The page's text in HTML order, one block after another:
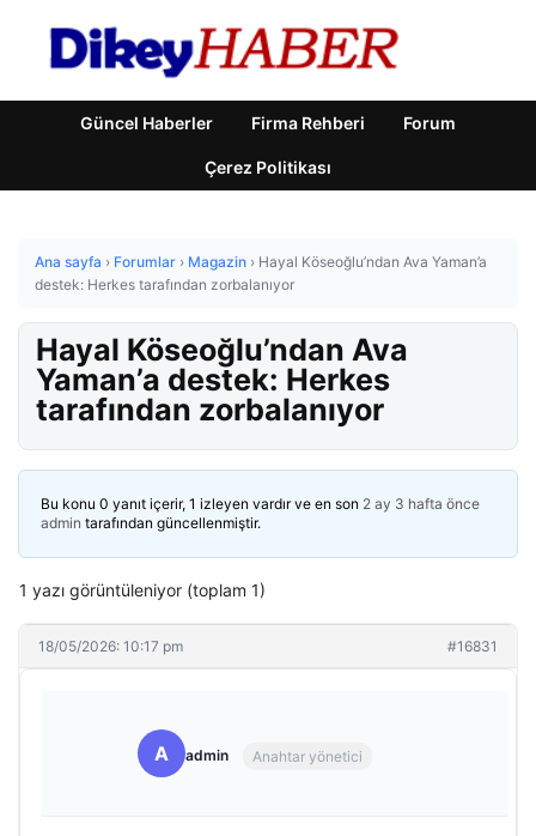
Güncel Haberler Firma Rehberi Forum
Çerez Politikası
Ana sayfa › Forumlar › Magazin › Hayal Köseoğlu’ndan Ava Yaman’a
destek: Herkes tarafından zorbalanıyor
Hayal Köseoğlu’ndan Ava
Yaman’a destek: Herkes
tarafından zorbalanıyor
Bu konu 0 yanıt içerir, 1 izleyen vardır ve en son 2 ay 3 hafta önce
admin tarafından güncellenmiştir.
1 yazı görüntüleniyor (toplam 1)
18/05/2026: 10:17 pm #16831
A admin Anahtar yönetici